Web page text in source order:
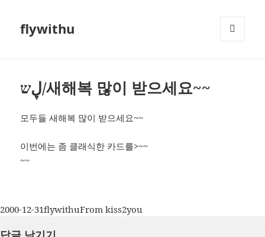
flywithu
ڸש/새해복 많이 받으세요~~
모두들 새해복 많이 받으세요~~
이번에는 좀 클래식한 카드를>~~
~~
작
2000-12-31글
flywithu카
From kiss2you